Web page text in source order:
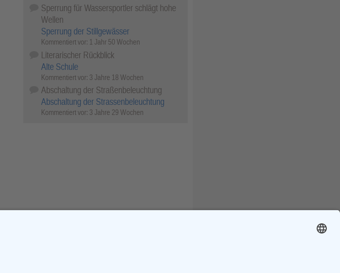
Sperrung für Wassersportler schlägt hohe
Wellen
Sperrung der Stillgewässer
Kommentiert vor: 1 Jahr 50 Wochen
Literarischer Rückblick
Alte Schule
Kommentiert vor: 3 Jahre 18 Wochen
Abschaltung der Straßenbeleuchtung
Abschaltung der Strassenbeleuchtung
Kommentiert vor: 3 Jahre 29 Wochen